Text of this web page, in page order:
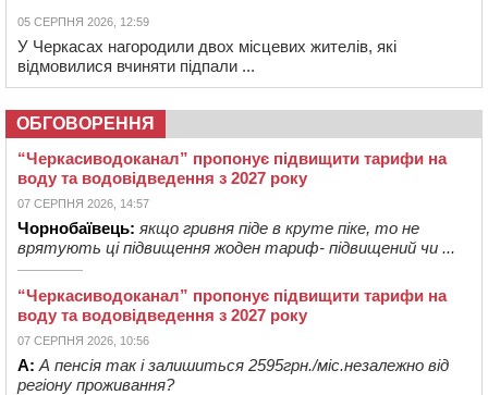
05 СЕРПНЯ 2026, 12:59
У Черкасах нагородили двох місцевих жителів, які
відмовилися вчиняти підпали ...
ОБГОВОРЕННЯ
“Черкасиводоканал” пропонує підвищити тарифи на
воду та водовідведення з 2027 року
07 СЕРПНЯ 2026, 14:57
Чорнобаївець: якщо гривня піде в круте піке, то не
врятують ці підвищення жоден тариф- підвищений чи ...
“Черкасиводоканал” пропонує підвищити тарифи на
воду та водовідведення з 2027 року
07 СЕРПНЯ 2026, 10:56
А: А пенсія так і залишиться 2595грн./міс.незалежно від
регіону проживання?